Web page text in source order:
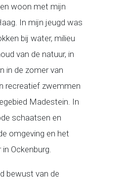
woon met mijn
In mijn jeugd was
bij water, milieu
van de natuur, in
in de zomer van
recreatief zwemmen
Madestein. In
schaatsen en
omgeving en het
Ockenburg.
bewust van de